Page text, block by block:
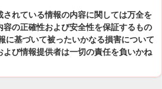
れている情報の内容に関しては万全を
の正確性および安全性を保証するもの
に基づいて被ったいかなる損害について
よび情報提供者は一切の責任を負いかね